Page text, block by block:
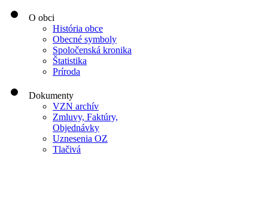
O obci
História obce
Obecné symboly
Spoločenská kronika
Štatistika
Príroda
Dokumenty
VZN archív
Zmluvy, Faktúry,
Objednávky
Uznesenia OZ
Tlačivá